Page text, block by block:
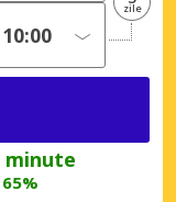
zile
minute